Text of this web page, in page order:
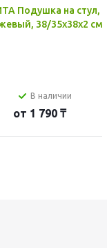
Подушка на стул,
38/35x38x2 см
В наличии
от 1 790 ₸